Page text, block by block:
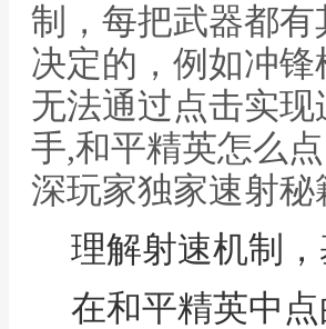
制，每把武器都
决定的，例如冲
无法通过点击实
手,和平精英怎么
深玩家独家速射秘
理解射速机制
在和平精英中